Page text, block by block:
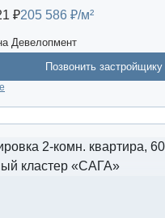
₽205 586 ₽/м²
Девелопмент
Позвонить застройщику